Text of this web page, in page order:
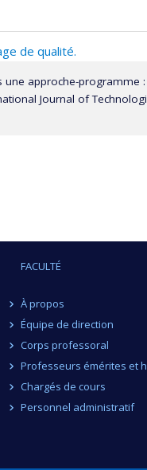
en sciences humaines du
de qualité.
une approche-
Journal of
FACULTÉ
À propos
Équipe de direction
Corps professoral
Professeurs émérites et
Chargés de cours
Personnel administratif